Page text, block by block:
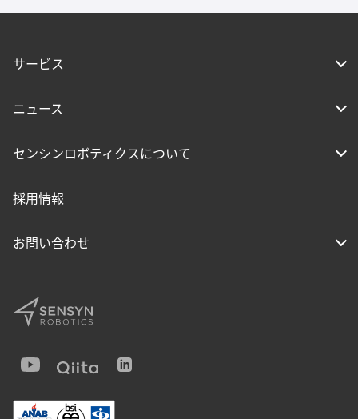
サービス
ニュース
センシンロボティクスについて
採用情報
お問い合わせ